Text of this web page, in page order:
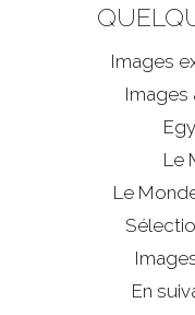
Images
Images
Le
Le
En